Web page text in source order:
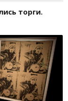
торги.